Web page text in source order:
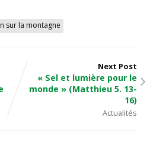
sur la montagne
Next Post
« Sel et lumière pour le
monde » (Matthieu 5. 13-
16)
Actualités